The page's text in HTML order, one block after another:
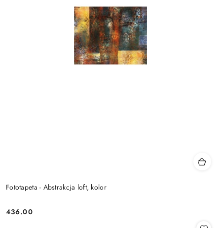
Fototapeta - Abstrakcja loft, kolor
Cena:
436.00